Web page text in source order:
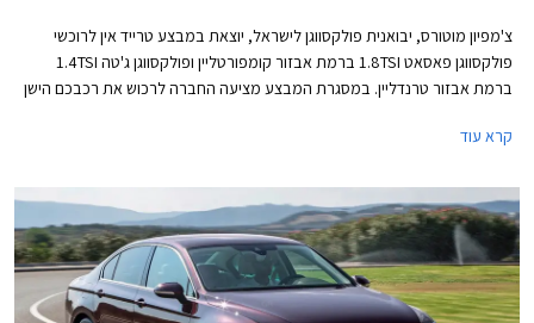
צ'מפיון מוטורס, יבואנית פולקסווגן לישראל, יוצאת במבצע טרייד אין לרוכשי
פולקסווגן פאסאט 1.8TSI ברמת אבזור קומפורטליין ופולקסווגן ג'טה 1.4TSI
ברמת אבזור טרנדליין. במסגרת המבצע מציעה החברה לרכוש את רכבכם הישן
קרא עוד